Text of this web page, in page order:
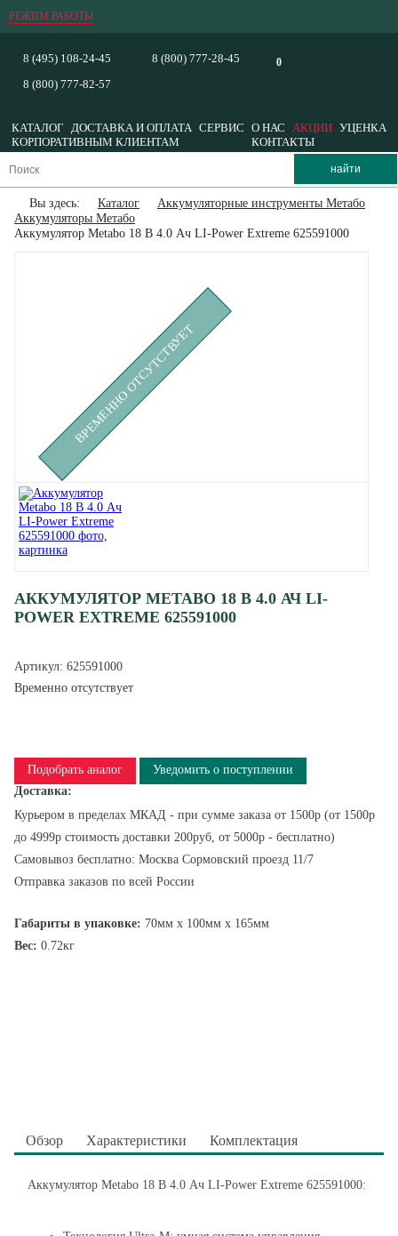
РЕЖИМ РАБОТЫ
0
8 (495) 108-24-45
8 (800) 777-82-57
8 (800) 777-28-45
КАТАЛОГ ДОСТАВКА И ОПЛАТА СЕРВИС О НАС АКЦИИ УЦЕНКА
КОРПОРАТИВНЫМ КЛИЕНТАМ
КОНТАКТЫ
Вы здесь: Каталог
Аккумуляторные инструменты Метабо
Аккумуляторы Метабо
Аккумулятор Metabo 18 В 4.0 Ач LI-Power Extreme 625591000
ВРЕМЕННО ОТСУТСТВУЕТ
АККУМУЛЯТОР METABO 18 В 4.0 АЧ LI-
POWER EXTREME 625591000
Артикул: 625591000
Временно отсутствует
Подобрать аналог
Уведомить о поступлении
Доставка:
Курьером в пределах МКАД - при сумме заказа от 1500р (от 1500р
до 4999р стоимость доставки 200руб, от 5000р - бесплатно)
Самовывоз бесплатно: Москва Сормовский проезд 11/7
Отправка заказов по всей России
Габариты в упаковке: 70мм x 100мм x 165мм
Вес: 0.72кг
Обзор Характеристики Комплектация
Аккумулятор Metabo 18 В 4.0 Ач LI-Power Extreme 625591000: